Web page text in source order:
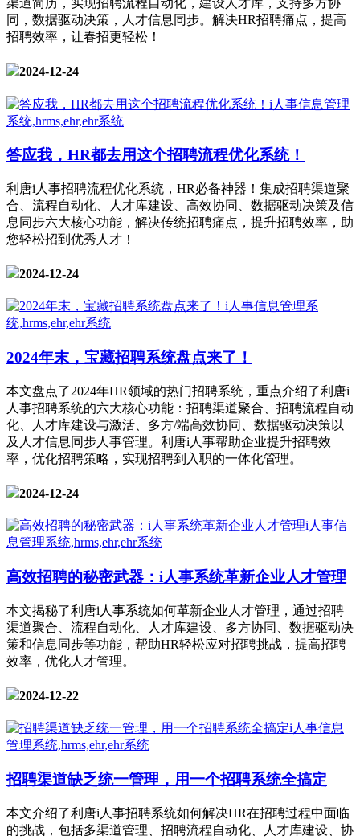
渠道简历，实现招聘流程自动化，建设人才库，支持多方协
同，数据驱动决策，人才信息同步。解决HR招聘痛点，提高
招聘效率，让春招更轻松！
2024-12-24
答应我，HR都去用这个招聘流程优化系统！
利唐i人事招聘流程优化系统，HR必备神器！集成招聘渠道聚
合、流程自动化、人才库建设、高效协同、数据驱动决策及信
息同步六大核心功能，解决传统招聘痛点，提升招聘效率，助
您轻松招到优秀人才！
2024-12-24
2024年末，宝藏招聘系统盘点来了！
本文盘点了2024年HR领域的热门招聘系统，重点介绍了利唐i
人事招聘系统的六大核心功能：招聘渠道聚合、招聘流程自动
化、人才库建设与激活、多方/端高效协同、数据驱动决策以
及人才信息同步人事管理。利唐i人事帮助企业提升招聘效
率，优化招聘策略，实现招聘到入职的一体化管理。
2024-12-24
高效招聘的秘密武器：i人事系统革新企业人才管理
本文揭秘了利唐i人事系统如何革新企业人才管理，通过招聘
渠道聚合、流程自动化、人才库建设、多方协同、数据驱动决
策和信息同步等功能，帮助HR轻松应对招聘挑战，提高招聘
效率，优化人才管理。
2024-12-22
招聘渠道缺乏统一管理，用一个招聘系统全搞定
本文介绍了利唐i人事招聘系统如何解决HR在招聘过程中面临
的挑战，包括多渠道管理、招聘流程自动化、人才库建设、协